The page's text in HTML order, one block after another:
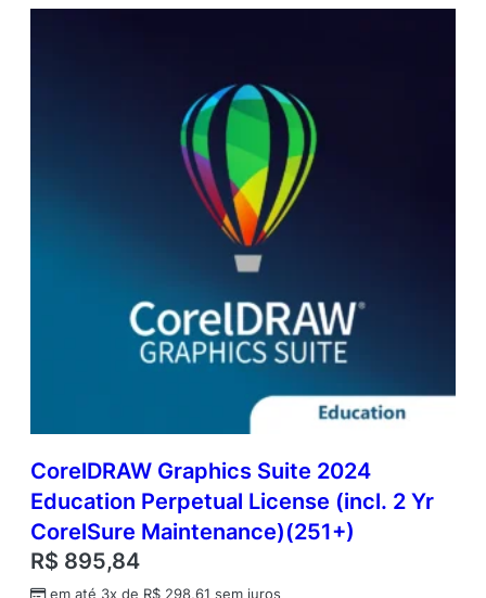
CorelDRAW Graphics Suite 2024
Education Perpetual License (incl. 2 Yr
CorelSure Maintenance)(251+)
R$ 895,84
em até 3x de R$ 298,61 sem juros